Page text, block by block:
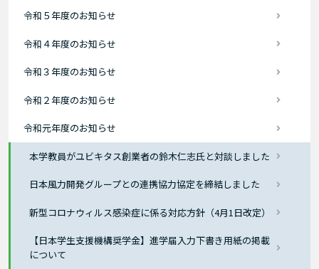
令和５年度のお知らせ
令和４年度のお知らせ
令和３年度のお知らせ
令和２年度のお知らせ
令和元年度のお知らせ
本学教員がユビキタス創業者の鈴木仁志氏と対談しました
日本風力開発グループとの連携協力協定を締結しました
新型コロナウィルス感染症に係る対応方針（4月1日改定）
【日本学生支援機構奨学金】進学届入力下書き用紙の掲載
について